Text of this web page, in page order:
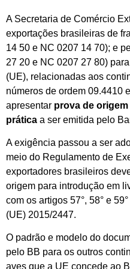
A Secretaria de Comércio
exportações brasileiras de
14 50 e NC 0207 14 70); e
27 20 e NC 0207 27 80)
(UE), relacionadas aos
números de ordem 09.4410
apresentar prova de
prática a ser emitida pelo
A exigência passou a ser
meio do Regulamento de
exportadores brasileiros
origem para introdução em
com os artigos 57°, 58° e
(UE) 2015/2447.
O padrão e modelo do
pelo BB para os outros
aves que a UE concede ao